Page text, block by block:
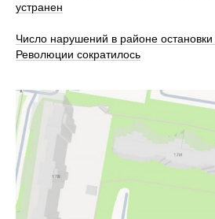
устранен
Число нарушений в районе
Революции сократилось